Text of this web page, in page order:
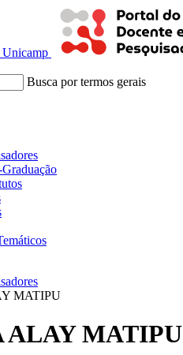
Unicamp
Busca por termos gerais
MATIPU
ALAY MATIPU